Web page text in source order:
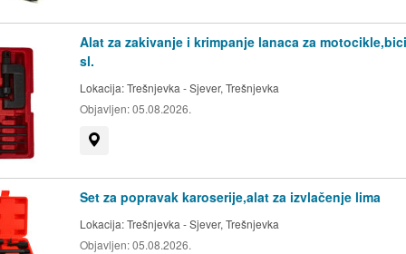
Proizvode iz naše
putem kurirske službe
zaprimljene
će biti dostavljena
Za narudžbe
Alat za zakivanje i krimpanje lanaca za
sl.
Lokacija:Trešnjevka - Sjever, Trešnjevka
Objavljen:05.08.2026.
Set za popravak karoserije,alat za izvlačenje lima
Lokacija:Trešnjevka - Sjever, Trešnjevka
Objavljen:05.08.2026.